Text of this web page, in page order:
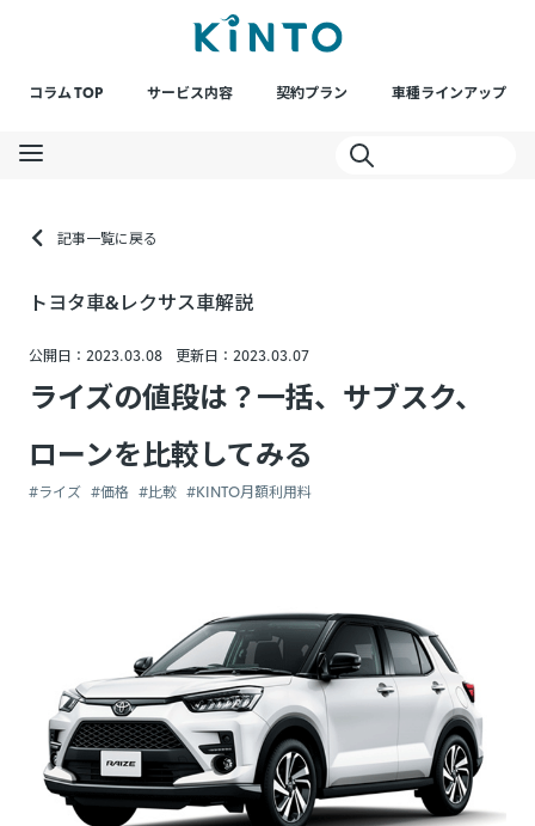
コラム TOP サービス内容 契約プラン 車種ラインアップ
記事一覧に戻る
トヨタ車&レクサス車解説
公開日：2023.03.08 更新日：2023.03.07
ライズの値段は？一括、サブスク、
ローンを比較してみる
#ライズ #価格 #比較 #KINTO月額利用料